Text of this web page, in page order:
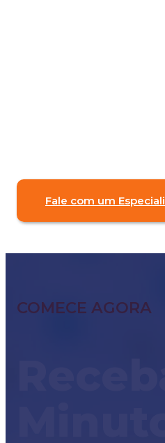
Fale com um
COMECE AGORA